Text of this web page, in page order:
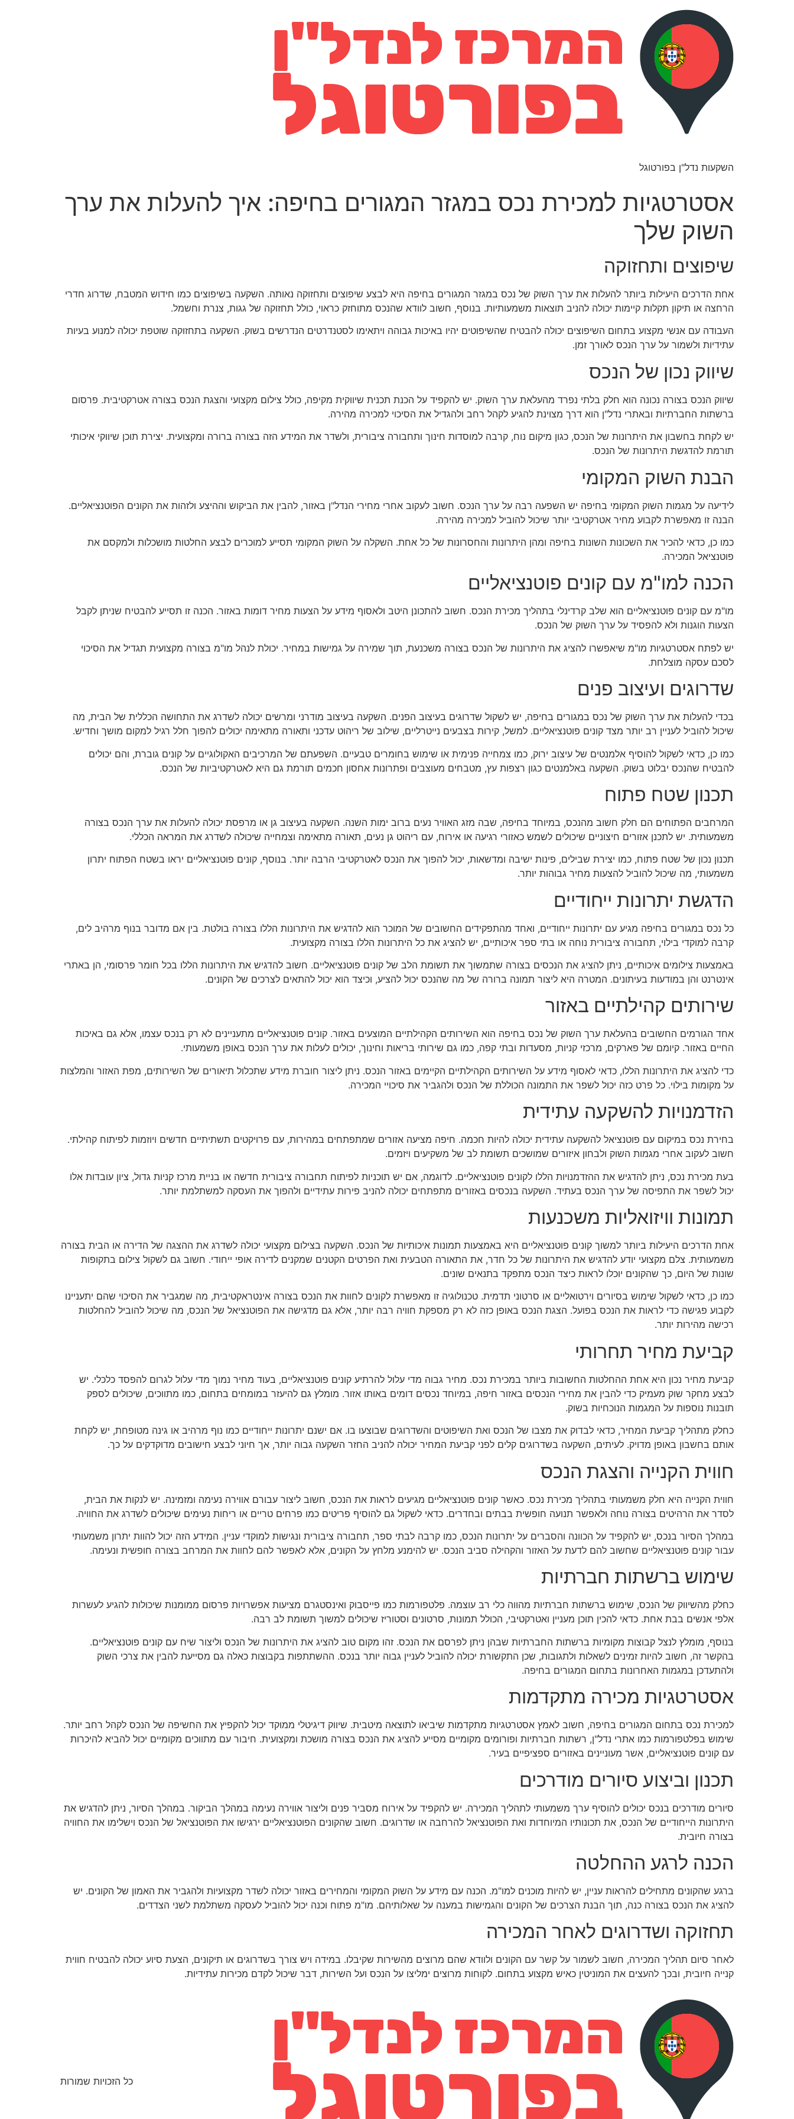
השקעות נדל"ן בפורטוגל
אסטרטגיות למכירת נכס במגזר המגורים בחיפה: איך להעלות את ערך
השוק שלך
שיפוצים ותחזוקה
אחת הדרכים היעילות ביותר להעלות את ערך השוק של נכס במגזר המגורים בחיפה היא לבצע שיפוצים ותחזוקה נאותה. השקעה בשיפוצים כמו חידוש המטבח, שדרוג חדרי
הרחצה או תיקון תקלות קיימות יכולה להניב תוצאות משמעותיות. בנוסף, חשוב לוודא שהנכס מתוחזק כראוי, כולל תחזוקה של גגות, צנרת וחשמל.
העבודה עם אנשי מקצוע בתחום השיפוצים יכולה להבטיח שהשיפוטים יהיו באיכות גבוהה ויתאימו לסטנדרטים הנדרשים בשוק. השקעה בתחזוקה שוטפת יכולה למנוע בעיות
עתידיות ולשמור על ערך הנכס לאורך זמן.
שיווק נכון של הנכס
שיווק הנכס בצורה נכונה הוא חלק בלתי נפרד מהעלאת ערך השוק. יש להקפיד על הכנת תכנית שיווקית מקיפה, כולל צילום מקצועי והצגת הנכס בצורה אטרקטיבית. פרסום
ברשתות החברתיות ובאתרי נדל"ן הוא דרך מצוינת להגיע לקהל רחב ולהגדיל את הסיכוי למכירה מהירה.
יש לקחת בחשבון את היתרונות של הנכס, כגון מיקום נוח, קרבה למוסדות חינוך ותחבורה ציבורית, ולשדר את המידע הזה בצורה ברורה ומקצועית. יצירת תוכן שיווקי איכותי
תורמת להדגשת היתרונות של הנכס.
הבנת השוק המקומי
לידיעה על מגמות השוק המקומי בחיפה יש השפעה רבה על ערך הנכס. חשוב לעקוב אחרי מחירי הנדל"ן באזור, להבין את הביקוש וההיצע ולזהות את הקונים הפוטנציאליים.
הבנה זו מאפשרת לקבוע מחיר אטרקטיבי יותר שיכול להוביל למכירה מהירה.
כמו כן, כדאי להכיר את השכונות השונות בחיפה ומהן היתרונות והחסרונות של כל אחת. השקלה על השוק המקומי תסייע למוכרים לבצע החלטות מושכלות ולמקסם את
פוטנציאל המכירה.
הכנה למו"מ עם קונים פוטנציאליים
מו"מ עם קונים פוטנציאליים הוא שלב קרדינלי בתהליך מכירת הנכס. חשוב להתכונן היטב ולאסוף מידע על הצעות מחיר דומות באזור. הכנה זו תסייע להבטיח שניתן לקבל
הצעות הוגנות ולא להפסיד על ערך השוק של הנכס.
יש לפתח אסטרטגיות מו"מ שיאפשרו להציג את היתרונות של הנכס בצורה משכנעת, תוך שמירה על גמישות במחיר. יכולת לנהל מו"מ בצורה מקצועית תגדיל את הסיכוי
לסכם עסקה מוצלחת.
שדרוגים ועיצוב פנים
בכדי להעלות את ערך השוק של נכס במגורים בחיפה, יש לשקול שדרוגים בעיצוב הפנים. השקעה בעיצוב מודרני ומרשים יכולה לשדרג את התחושה הכללית של הבית, מה
שיכול להוביל לעניין רב יותר מצד קונים פוטנציאליים. למשל, קירות בצבעים נייטרליים, שילוב של ריהוט עדכני ותאורה מתאימה יכולים להפוך חלל רגיל למקום מושך וחדיש.
כמו כן, כדאי לשקול להוסיף אלמנטים של עיצוב ירוק, כמו צמחייה פנימית או שימוש בחומרים טבעיים. השפעתם של המרכיבים האקולוגיים על קונים גוברת, והם יכולים
להבטיח שהנכס יבלוט בשוק. השקעה באלמנטים כגון רצפות עץ, מטבחים מעוצבים ופתרונות אחסון חכמים תורמת גם היא לאטרקטיביות של הנכס.
תכנון שטח פתוח
המרחבים הפתוחים הם חלק חשוב מהנכס, במיוחד בחיפה, שבה מזג האוויר נעים ברוב ימות השנה. השקעה בעיצוב גן או מרפסת יכולה להעלות את ערך הנכס בצורה
משמעותית. יש לתכנן אזורים חיצוניים שיכולים לשמש כאזורי רגיעה או אירוח, עם ריהוט גן נעים, תאורה מתאימה וצמחייה שיכולה לשדרג את המראה הכללי.
תכנון נכון של שטח פתוח, כמו יצירת שבילים, פינות ישיבה ומדשאות, יכול להפוך את הנכס לאטרקטיבי הרבה יותר. בנוסף, קונים פוטנציאליים יראו בשטח הפתוח יתרון
משמעותי, מה שיכול להוביל להצעות מחיר גבוהות יותר.
הדגשת יתרונות ייחודיים
כל נכס במגורים בחיפה מגיע עם יתרונות ייחודיים, ואחד מהתפקידים החשובים של המוכר הוא להדגיש את היתרונות הללו בצורה בולטת. בין אם מדובר בנוף מרהיב לים,
קרבה למוקדי בילוי, תחבורה ציבורית נוחה או בתי ספר איכותיים, יש להציג את כל היתרונות הללו בצורה מקצועית.
באמצעות צילומים איכותיים, ניתן להציג את הנכסים בצורה שתמשוך את תשומת הלב של קונים פוטנציאליים. חשוב להדגיש את היתרונות הללו בכל חומר פרסומי, הן באתרי
אינטרנט והן במודעות בעיתונים. המטרה היא ליצור תמונה ברורה של מה שהנכס יכול להציע, וכיצד הוא יכול להתאים לצרכים של הקונים.
שירותים קהילתיים באזור
אחד הגורמים החשובים בהעלאת ערך השוק של נכס בחיפה הוא השירותים הקהילתיים המוצעים באזור. קונים פוטנציאליים מתעניינים לא רק בנכס עצמו, אלא גם באיכות
החיים באזור. קיומם של פארקים, מרכזי קניות, מסעדות ובתי קפה, כמו גם שירותי בריאות וחינוך, יכולים לעלות את ערך הנכס באופן משמעותי.
כדי להציג את היתרונות הללו, כדאי לאסוף מידע על השירותים הקהילתיים הקיימים באזור הנכס. ניתן ליצור חוברת מידע שתכלול תיאורים של השירותים, מפת האזור והמלצות
על מקומות בילוי. כל פרט כזה יכול לשפר את התמונה הכוללת של הנכס ולהגביר את סיכויי המכירה.
הזדמנויות להשקעה עתידית
בחירת נכס במיקום עם פוטנציאל להשקעה עתידית יכולה להיות חכמה. חיפה מציעה אזורים שמתפתחים במהירות, עם פרויקטים תשתיתיים חדשים ויוזמות לפיתוח קהילתי.
חשוב לעקוב אחרי מגמות השוק ולבחון איזורים שמושכים תשומת לב של משקיעים ויזמים.
בעת מכירת נכס, ניתן להדגיש את ההזדמנויות הללו לקונים פוטנציאליים. לדוגמה, אם יש תוכניות לפיתוח תחבורה ציבורית חדשה או בניית מרכז קניות גדול, ציון עובדות אלו
יכול לשפר את התפיסה של ערך הנכס בעתיד. השקעה בנכסים באזורים מתפתחים יכולה להניב פירות עתידיים ולהפוך את העסקה למשתלמת יותר.
תמונות וויזואליות משכנעות
אחת הדרכים היעילות ביותר למשוך קונים פוטנציאליים היא באמצעות תמונות איכותיות של הנכס. השקעה בצילום מקצועי יכולה לשדרג את ההצגה של הדירה או הבית בצורה
משמעותית. צלם מקצועי יודע להדגיש את היתרונות של כל חדר, את התאורה הטבעית ואת הפרטים הקטנים שמקנים לדירה אופי ייחודי. חשוב גם לשקול צילום בתקופות
שונות של היום, כך שהקונים יוכלו לראות כיצד הנכס מתפקד בתנאים שונים.
כמו כן, כדאי לשקול שימוש בסיורים וירטואליים או סרטוני תדמית. טכנולוגיה זו מאפשרת לקונים לחוות את הנכס בצורה אינטראקטיבית, מה שמגביר את הסיכוי שהם יתעניינו
לקבוע פגישה כדי לראות את הנכס בפועל. הצגת הנכס באופן כזה לא רק מספקת חוויה רבה יותר, אלא גם מדגישה את הפוטנציאל של הנכס, מה שיכול להוביל להחלטות
רכישה מהירות יותר.
קביעת מחיר תחרותי
קביעת מחיר נכון היא אחת ההחלטות החשובות ביותר במכירת נכס. מחיר גבוה מדי עלול להרתיע קונים פוטנציאליים, בעוד מחיר נמוך מדי עלול לגרום להפסד כלכלי. יש
לבצע מחקר שוק מעמיק כדי להבין את מחירי הנכסים באזור חיפה, במיוחד נכסים דומים באותו אזור. מומלץ גם להיעזר במומחים בתחום, כמו מתווכים, שיכולים לספק
תובנות נוספות על המגמות הנוכחיות בשוק.
כחלק מתהליך קביעת המחיר, כדאי לבדוק את מצבו של הנכס ואת השיפוטים והשדרוגים שבוצעו בו. אם ישנם יתרונות ייחודיים כמו נוף מרהיב או גינה מטופחת, יש לקחת
אותם בחשבון באופן מדויק. לעיתים, השקעה בשדרוגים קלים לפני קביעת המחיר יכולה להניב החזר השקעה גבוה יותר, אך חיוני לבצע חישובים מדוקדקים על כך.
חווית הקנייה והצגת הנכס
חווית הקנייה היא חלק משמעותי בתהליך מכירת נכס. כאשר קונים פוטנציאליים מגיעים לראות את הנכס, חשוב ליצור עבורם אווירה נעימה ומזמינה. יש לנקות את הבית,
לסדר את הרהיטים בצורה נוחה ולאפשר תנועה חופשית בבתים ובחדרים. כדאי לשקול גם להוסיף פריטים כמו פרחים טריים או ריחות נעימים שיכולים לשדרג את החוויה.
במהלך הסיור בנכס, יש להקפיד על הכוונה והסברים על יתרונות הנכס, כמו קרבה לבתי ספר, תחבורה ציבורית ונגישות למוקדי עניין. המידע הזה יכול להוות יתרון משמעותי
עבור קונים פוטנציאליים שחשוב להם לדעת על האזור והקהילה סביב הנכס. יש להימנע מלחץ על הקונים, אלא לאפשר להם לחוות את המרחב בצורה חופשית ונעימה.
שימוש ברשתות חברתיות
כחלק מהשיווק של הנכס, שימוש ברשתות חברתיות מהווה כלי רב עוצמה. פלטפורמות כמו פייסבוק ואינסטגרם מציעות אפשרויות פרסום ממומנות שיכולות להגיע לעשרות
אלפי אנשים בבת אחת. כדאי להכין תוכן מעניין ואטרקטיבי, הכולל תמונות, סרטונים וסטוריז שיכולים למשוך תשומת לב רבה.
בנוסף, מומלץ לנצל קבוצות מקומיות ברשתות החברתיות שבהן ניתן לפרסם את הנכס. זהו מקום טוב להציג את היתרונות של הנכס וליצור שיח עם קונים פוטנציאליים.
בהקשר זה, חשוב להיות זמינים לשאלות ולתגובות, שכן התקשורת יכולה להוביל לעניין גבוה יותר בנכס. ההשתתפות בקבוצות כאלה גם מסייעת להבין את צרכי השוק
ולהתעדכן במגמות האחרונות בתחום המגורים בחיפה.
אסטרטגיות מכירה מתקדמות
למכירת נכס בתחום המגורים בחיפה, חשוב לאמץ אסטרטגיות מתקדמות שיביאו לתוצאה מיטבית. שיווק דיגיטלי ממוקד יכול להקפיץ את החשיפה של הנכס לקהל רחב יותר.
שימוש בפלטפורמות כמו אתרי נדל"ן, רשתות חברתיות ופורומים מקומיים מסייע להציג את הנכס בצורה מושכת ומקצועית. חיבור עם מתווכים מקומיים יכול להביא להיכרות
עם קונים פוטנציאליים, אשר מעוניינים באזורים ספציפיים בעיר.
תכנון וביצוע סיורים מודרכים
סיורים מודרכים בנכס יכולים להוסיף ערך משמעותי לתהליך המכירה. יש להקפיד על אירוח מסביר פנים וליצור אווירה נעימה במהלך הביקור. במהלך הסיור, ניתן להדגיש את
היתרונות הייחודיים של הנכס, את תכונותיו המיוחדות ואת הפוטנציאל להרחבה או שדרוגים. חשוב שהקונים הפוטנציאליים ירגישו את הפוטנציאל של הנכס וישלימו את החוויה
בצורה חיובית.
הכנה לרגע ההחלטה
ברגע שהקונים מתחילים להראות עניין, יש להיות מוכנים למו"מ. הכנה עם מידע על השוק המקומי והמחירים באזור יכולה לשדר מקצועיות ולהגביר את האמון של הקונים. יש
להציג את הנכס בצורה כנה, תוך הבנת הצרכים של הקונים והגמישות במענה על שאלותיהם. מו"מ פתוח וכנה יכול להוביל לעסקה משתלמת לשני הצדדים.
תחזוקה ושדרוגים לאחר המכירה
לאחר סיום תהליך המכירה, חשוב לשמור על קשר עם הקונים ולוודא שהם מרוצים מהשירות שקיבלו. במידה ויש צורך בשדרוגים או תיקונים, הצעת סיוע יכולה להבטיח חווית
קנייה חיובית, ובכך להעצים את המוניטין כאיש מקצוע בתחום. לקוחות מרוצים ימליצו על הנכס ועל השירות, דבר שיכול לקדם מכירות עתידיות.
כל הזכויות שמורות